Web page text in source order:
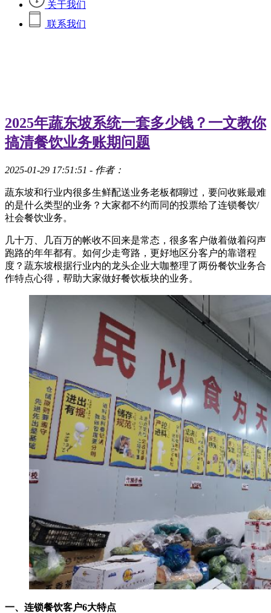
关于我们
联系我们
2025年蔬东坡系统一套多少钱？一文教你
搞清餐饮业务账期问题
2025-01-29 17:51:51 - 作者：
蔬东坡和行业内很多生鲜配送业务老板都聊过，要问收账最难
的是什么类型的业务？大家都不约而同的投票给了连锁餐饮/
社会餐饮业务。
几十万、几百万的帐收不回来是常态，很多客户做着做着闷声
跑路的年年都有。如何少走弯路，更好地区分客户的靠谱程
度？蔬东坡根据行业内的龙头企业大咖整理了两份餐饮业务合
作特点心得，帮助大家做好餐饮板块的业务。
一、连锁餐饮客户6大特点